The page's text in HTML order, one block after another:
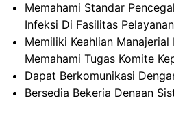
Memahami Standar
Infeksi Di Fasilitas
Memiliki Keahlian Manajerial
Memahami Tugas Komite
Dapat Berkomunikasi
Bersedia Bekeria Denaan